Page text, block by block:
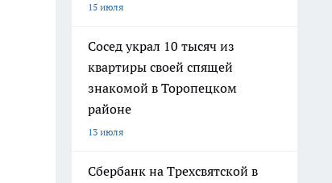
15 июля
Сосед украл 10 тысяч из
квартиры своей спящей
знакомой в Торопецком
районе
13 июля
Сбербанк на Трехсвятской в